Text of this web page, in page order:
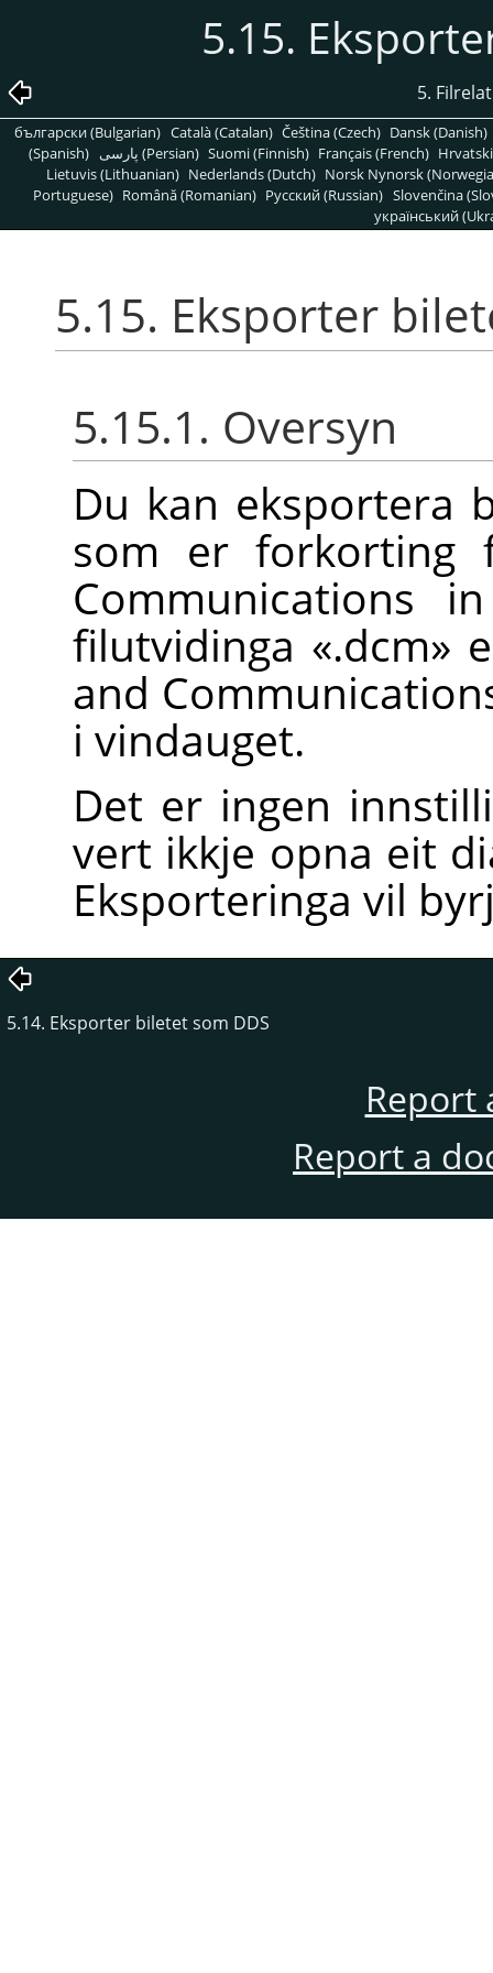
5.15.
5.
български (Bulgarian) Català (Catalan) Čeština (Czech) Dansk (Danish)
(Spanish)
پارسی (Persian) Suomi (Finnish) Français (French)
Lietuvis (Lithuanian) Nederlands (Dutch) Norsk Nynorsk
Portuguese) Română (Romanian) Pусский (Russian) Slovenčina
український
5.15. Eksporter
5.15.1. Oversyn
Du kan eksportera
som er forkorting
Communications
filutvidinga «.dcm»
and
i vindauget.
Det er ingen
vert ikkje opna eit
Eksporteringa vil
5.14. Eksporter biletet som DDS
Report
Report a